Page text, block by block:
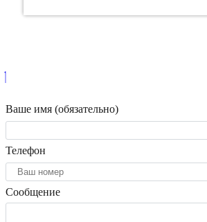
Ваше имя (обязательно)
Телефон
Сообщение